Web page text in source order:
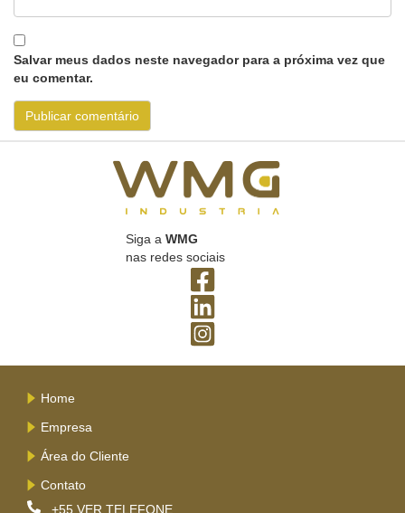
Salvar meus dados neste navegador para a próxima vez que
eu comentar.
Siga a WMG
nas redes sociais
Home
Empresa
Área do Cliente
Contato
+55 VER TELEFONE